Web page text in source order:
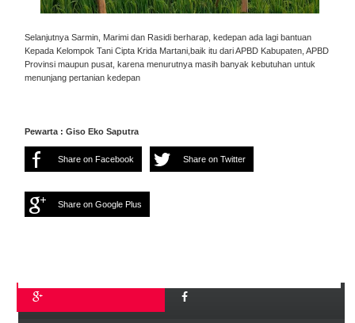
Selanjutnya Sarmin, Marimi dan Rasidi berharap, kedepan ada lagi bantuan
Kepada Kelompok Tani Cipta Krida Martani,baik itu dari APBD Kabupaten, APBD
Provinsi maupun pusat, karena menurutnya masih banyak kebutuhan untuk
menunjang pertanian kedepan
Pewarta : Giso Eko Saputra
Share on Facebook Share on Twitter
Share on Google Plus